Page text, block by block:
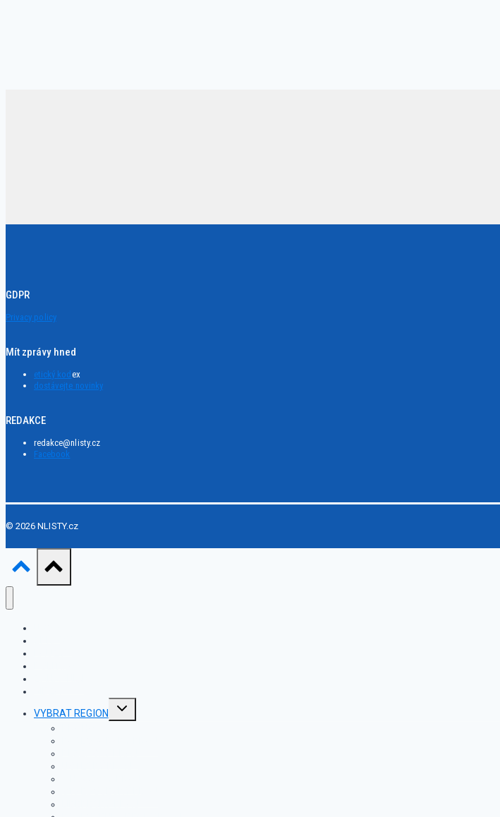
GDPR
Privacy policy
Mít zprávy hned
etický kod ex
dostávejte novinky
REDAKCE
redakce@nlisty.cz
Facebook
© 2026 NLISTY.cz
VYBRAT REGION
Toggle
child